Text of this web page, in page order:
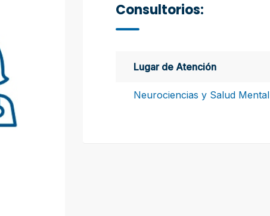
Consultorios:
Lugar de Atención
Neurociencias y Salud Mental